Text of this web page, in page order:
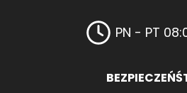
PN - PT